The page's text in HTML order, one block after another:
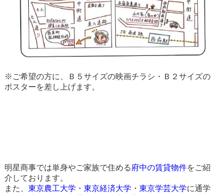
※ご希望の方に、Ｂ５サイズの映画チラシ・Ｂ２サイズの
ポスターを差し上げます。
明星商事では単身やご家族で住める府中の賃貸物件をご紹
介しております。
また、 東京農工大学 ・ 東京経済大学 ・ 東京学芸大学に通学